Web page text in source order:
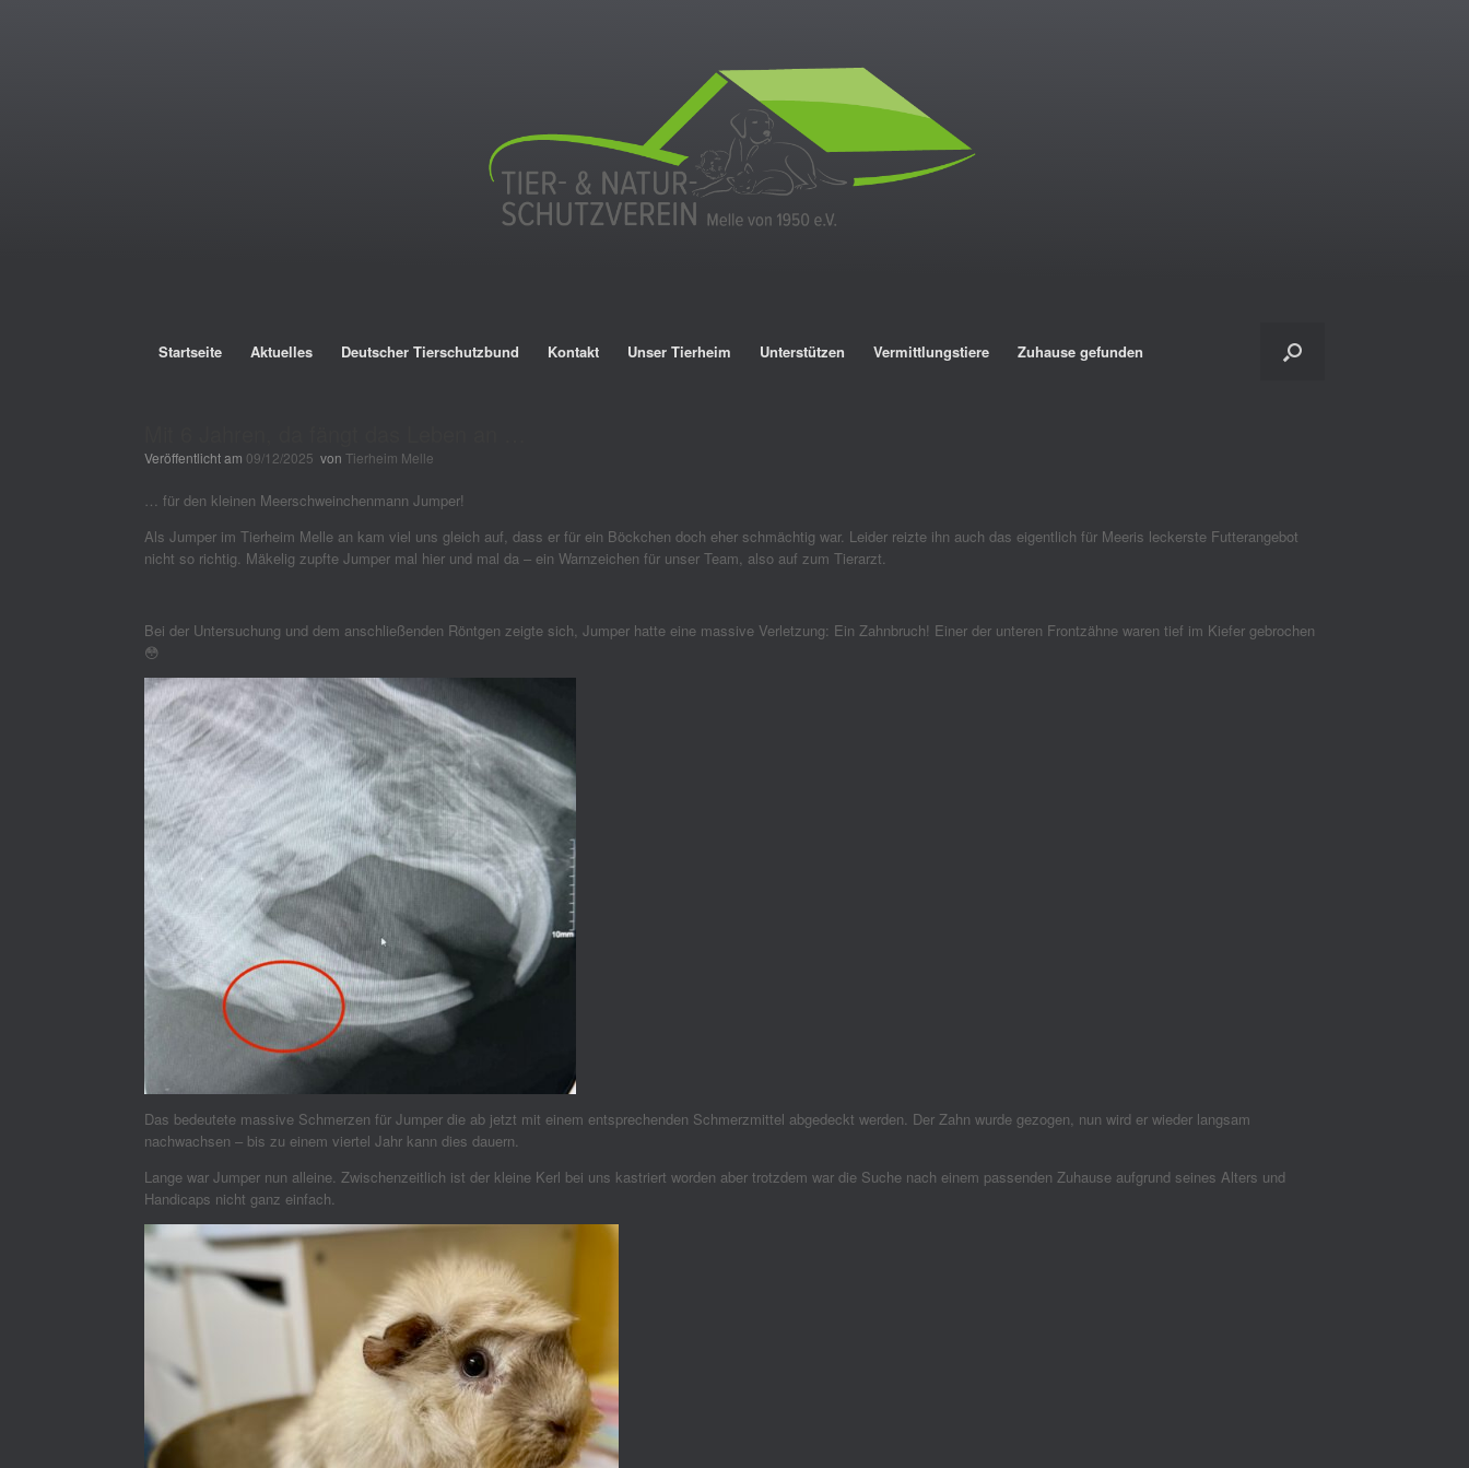
Startseite Aktuelles Deutscher Tierschutzbund Kontakt Unser Tierheim Unterstützen Vermittlungstiere Zuhause gefunden
Veröffentlicht am 09/12/2025 von Tierheim Melle
… für den kleinen Meerschweinchenmann Jumper!
Als Jumper im Tierheim Melle an kam viel uns gleich auf, dass er für ein Böckchen doch eher schmächtig war. Leider reizte ihn auch das eigentlich für Meeris leckerste Futterangebot
nicht so richtig. Mäkelig zupfte Jumper mal hier und mal da – ein Warnzeichen für unser Team, also auf zum Tierarzt.
Bei der Untersuchung und dem anschließenden Röntgen zeigte sich, Jumper hatte eine massive Verletzung: Ein Zahnbruch! Einer der unteren Frontzähne waren tief im Kiefer gebrochen
😳
Das bedeutete massive Schmerzen für Jumper die ab jetzt mit einem entsprechenden Schmerzmittel abgedeckt werden. Der Zahn wurde gezogen, nun wird er wieder langsam
nachwachsen – bis zu einem viertel Jahr kann dies dauern.
Lange war Jumper nun alleine. Zwischenzeitlich ist der kleine Kerl bei uns kastriert worden aber trotzdem war die Suche nach einem passenden Zuhause aufgrund seines Alters und
Handicaps nicht ganz einfach.